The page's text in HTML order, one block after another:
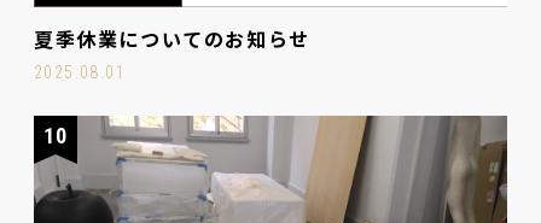
夏季休業についてのお知らせ
2025.08.01
10